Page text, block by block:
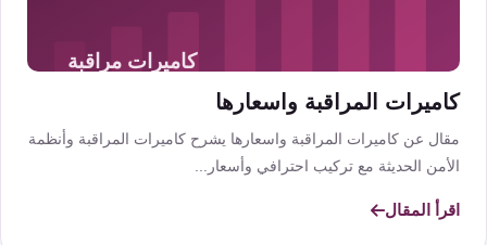
كاميرات المراقبة واسعارها
مقال عن كاميرات المراقبة واسعارها يشرح كاميرات المراقبة وأنظمة
الأمن الحديثة مع تركيب احترافي وأسعار...
اقرأ المقال